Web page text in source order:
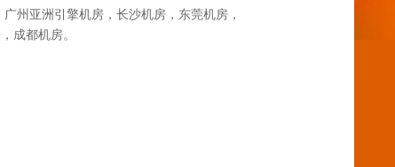
州亚洲引擎机房，长沙机房，东莞机房，
成都机房。